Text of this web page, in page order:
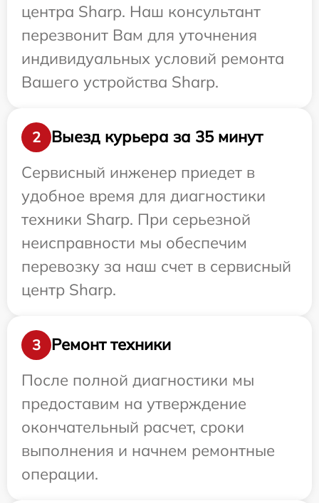
центра Sharp. Наш консультант
перезвонит Вам для уточнения
индивидуальных условий ремонта
Вашего устройства Sharp.
2
Выезд курьера за 35 минут
Сервисный инженер приедет в
удобное время для диагностики
техники Sharp. При серьезной
неисправности мы обеспечим
перевозку за наш счет в сервисный
центр Sharp.
3
Ремонт техники
После полной диагностики мы
предоставим на утверждение
окончательный расчет, сроки
выполнения и начнем ремонтные
операции.